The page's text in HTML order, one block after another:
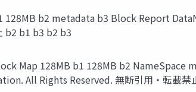
128MB b2 metadata b3 Block Report
b2 b1 b3 b2 b3
Map 128MB b1 128MB b2
All Rights Reserved. 無断引用・転載禁